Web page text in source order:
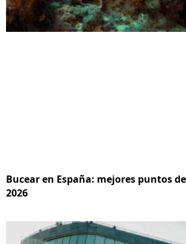
Bucear en España: mejores puntos
2026